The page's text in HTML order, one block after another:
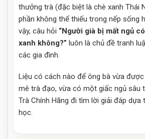
thưởng trà (đặc biệt là chè xanh Thái
phần không thể thiếu trong nếp sống
vậy, câu hỏi “Người già bị mất ngủ
xanh không?” luôn là chủ đề tranh
các gia đình.
Liệu có cách nào để ông bà vừa
mê trà đạo, vừa có một giấc ngủ sâu
Trà Chính Hãng đi tìm lời giải đáp
học.